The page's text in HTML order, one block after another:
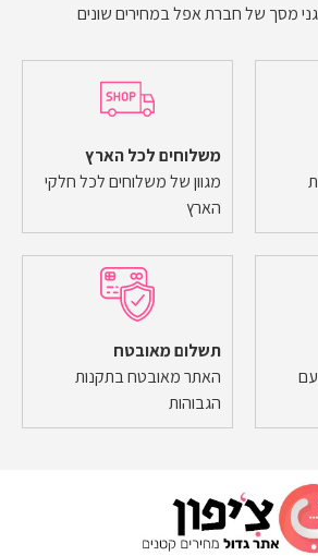
מסך של חברת אפל במחירים שונים
משלוחים לכל הארץ
מגוון של משלוחים לכל חלקי
הארץ
עם
תשלום מאובטח
האתר מאובטח בתקנות
הגבוהות